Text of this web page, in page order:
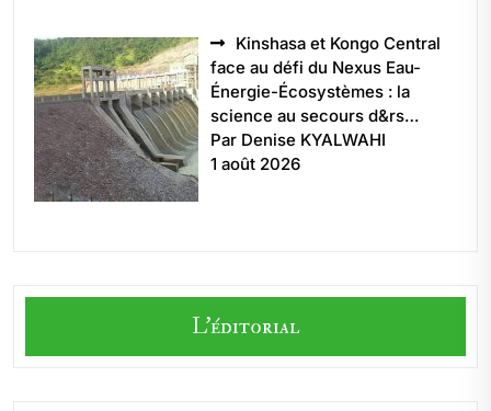
Kinshasa et Kongo Central
face au défi du Nexus Eau-
Énergie-Écosystèmes : la
science au secours d&rs…
Par Denise KYALWAHI
1 août 2026
L'éditorial